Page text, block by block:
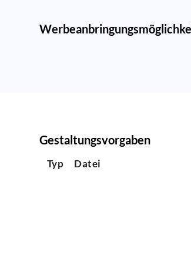
Gestaltungsvorgaben
Typ Datei